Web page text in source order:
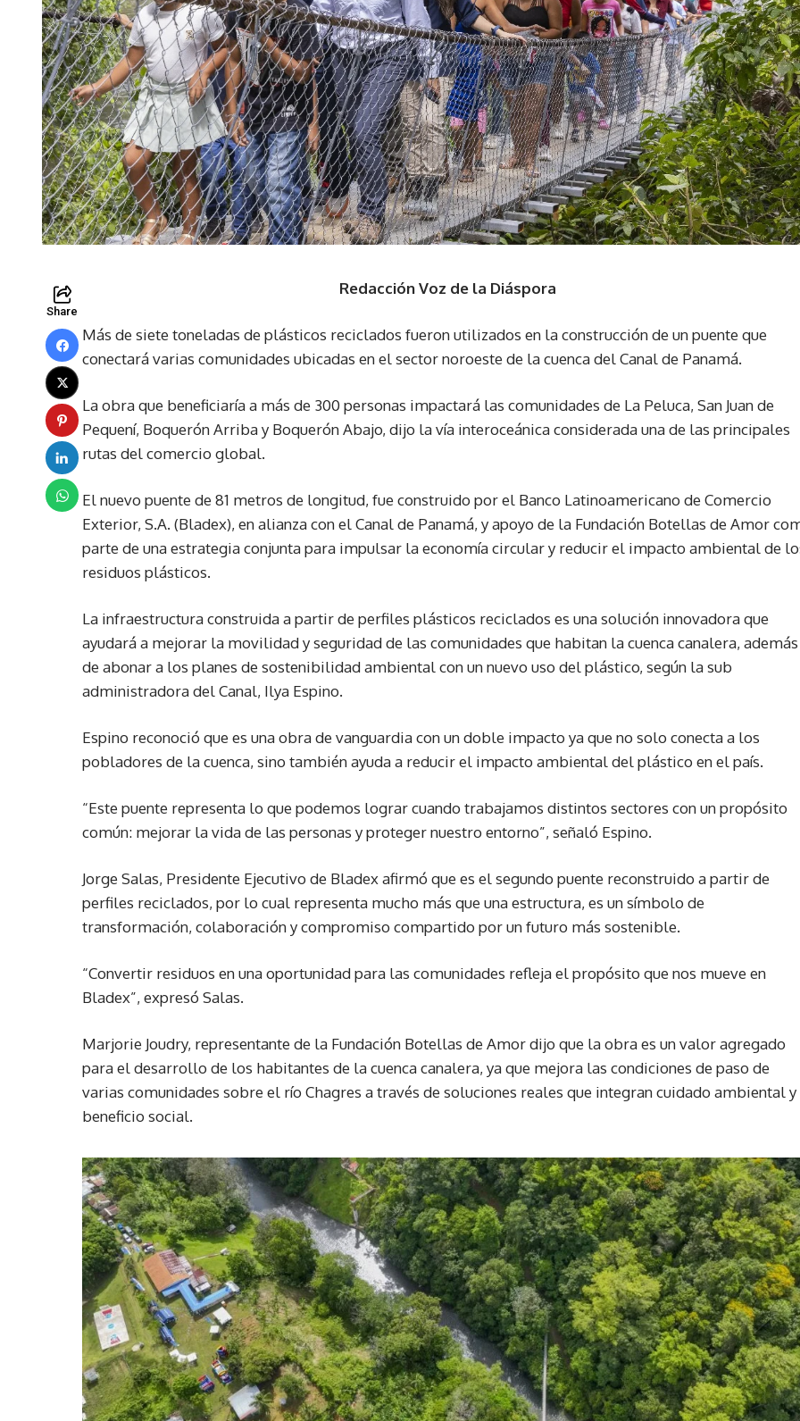
Share
Redacción Voz de la Diáspora
Más de siete toneladas de plásticos reciclados fueron utilizados en la construcción de un puente que
conectará varias comunidades ubicadas en el sector noroeste de la cuenca del Canal de Panamá.
La obra que beneficiaría a más de 300 personas impactará las comunidades de La Peluca, San Juan de
Pequení, Boquerón Arriba y Boquerón Abajo, dijo la vía interoceánica considerada una de las principales
rutas del comercio global.
El nuevo puente de 81 metros de longitud, fue construido por el Banco Latinoamericano de Comercio
Exterior, S.A. (Bladex), en alianza con el Canal de Panamá, y apoyo de la Fundación Botellas de Amor
parte de una estrategia conjunta para impulsar la economía circular y reducir el impacto ambiental de
residuos plásticos.
La infraestructura construida a partir de perfiles plásticos reciclados es una solución innovadora que
ayudará a mejorar la movilidad y seguridad de las comunidades que habitan la cuenca canalera, además
de abonar a los planes de sostenibilidad ambiental con un nuevo uso del plástico, según la sub
administradora del Canal, Ilya Espino.
Espino reconoció que es una obra de vanguardia con un doble impacto ya que no solo conecta a los
pobladores de la cuenca, sino también ayuda a reducir el impacto ambiental del plástico en el país.
“Este puente representa lo que podemos lograr cuando trabajamos distintos sectores con un propósito
común: mejorar la vida de las personas y proteger nuestro entorno”, señaló Espino.
Jorge Salas, Presidente Ejecutivo de Bladex afirmó que es el segundo puente reconstruido a partir de
perfiles reciclados, por lo cual representa mucho más que una estructura, es un símbolo de
transformación, colaboración y compromiso compartido por un futuro más sostenible.
“Convertir residuos en una oportunidad para las comunidades refleja el propósito que nos mueve en
Bladex”, expresó Salas.
Marjorie Joudry, representante de la Fundación Botellas de Amor dijo que la obra es un valor agregado
para el desarrollo de los habitantes de la cuenca canalera, ya que mejora las condiciones de paso de
varias comunidades sobre el río Chagres a través de soluciones reales que integran cuidado ambiental y
beneficio social.